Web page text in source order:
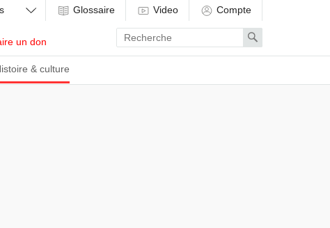
& culture
un don
Glossaire Video Compte
Enter
search
term
Search